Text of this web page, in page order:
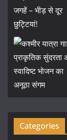
Categories